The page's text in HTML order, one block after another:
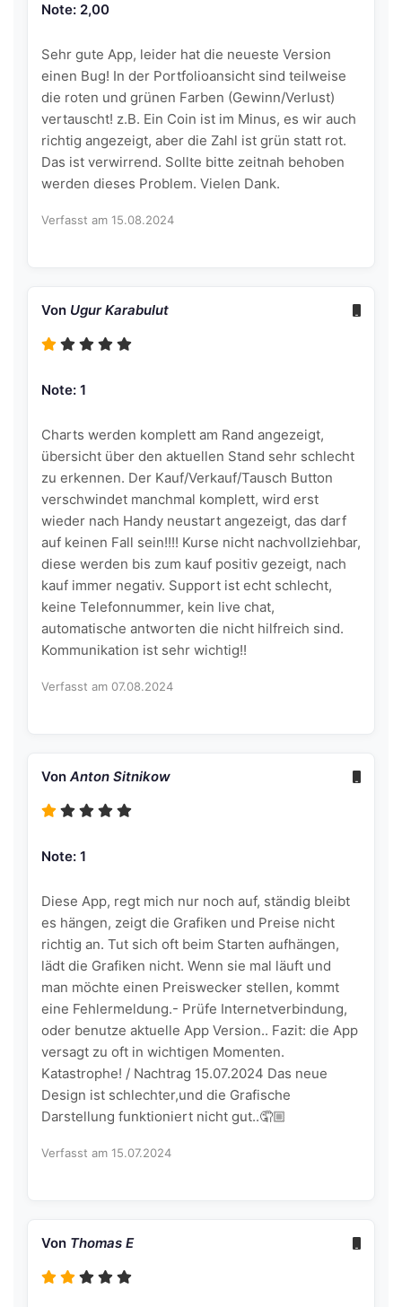
Note: 2,00
Sehr gute App, leider hat die neueste Version
einen Bug! In der Portfolioansicht sind teilweise
die roten und grünen Farben (Gewinn/Verlust)
vertauscht! z.B. Ein Coin ist im Minus, es wir auch
richtig angezeigt, aber die Zahl ist grün statt rot.
Das ist verwirrend. Sollte bitte zeitnah behoben
werden dieses Problem. Vielen Dank.
Verfasst am 15.08.2024
Von Ugur Karabulut
Note: 1
Charts werden komplett am Rand angezeigt,
übersicht über den aktuellen Stand sehr schlecht
zu erkennen. Der Kauf/Verkauf/Tausch Button
verschwindet manchmal komplett, wird erst
wieder nach Handy neustart angezeigt, das darf
auf keinen Fall sein!!!! Kurse nicht nachvollziehbar,
diese werden bis zum kauf positiv gezeigt, nach
kauf immer negativ. Support ist echt schlecht,
keine Telefonnummer, kein live chat,
automatische antworten die nicht hilfreich sind.
Kommunikation ist sehr wichtig!!
Verfasst am 07.08.2024
VonAnton Sitnikow
Note: 1
Diese App, regt mich nur noch auf, ständig bleibt
es hängen, zeigt die Grafiken und Preise nicht
richtig an. Tut sich oft beim Starten aufhängen,
lädt die Grafiken nicht. Wenn sie mal läuft und
man möchte einen Preiswecker stellen, kommt
eine Fehlermeldung.- Prüfe Internetverbindung,
oder benutze aktuelle App Version.. Fazit: die App
versagt zu oft in wichtigen Momenten.
Katastrophe! / Nachtrag 15.07.2024 Das neue
Design ist schlechter,und die Grafische
Darstellung funktioniert nicht gut..🤦🏼‍
Verfasst am 15.07.2024
Von Thomas E